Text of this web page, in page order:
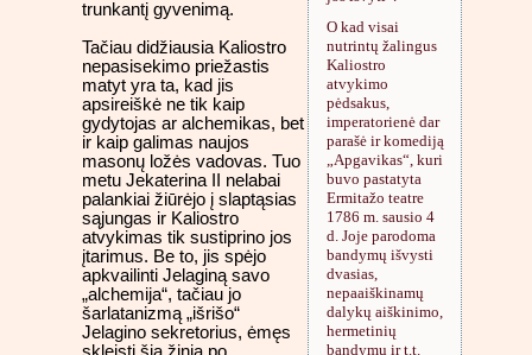
O kad visai
nutrintų žalingus
Kaliostro
atvykimo
pėdsakus,
imperatorienė dar
parašė ir komediją
„Apgavikas“, kuri
buvo pastatyta
Ermitažo teatre
1786 m. sausio 4
d. Joje parodoma
bandymų išvysti
dvasias,
nepaaiškinamų
dalykų aiškinimo,
hermetinių
bandymų ir t.t.
trunkantį gyvenimą.
Tačiau didžiausia Kaliostro
nepasisekimo priežastis
matyt yra ta, kad jis
apsireiškė ne tik kaip
gydytojas ar alchemikas, bet
ir kaip galimas naujos
masonų ložės vadovas. Tuo
metu Jekaterina II nelabai
palankiai žiūrėjo į slaptąsias
sąjungas ir Kaliostro
atvykimas tik sustiprino jos
įtarimus. Be to, jis spėjo
apkvailinti Jelaginą savo
„alchemija“, tačiau jo
šarlatanizmą „išrišo“
Jelagino sekretorius, ėmęs